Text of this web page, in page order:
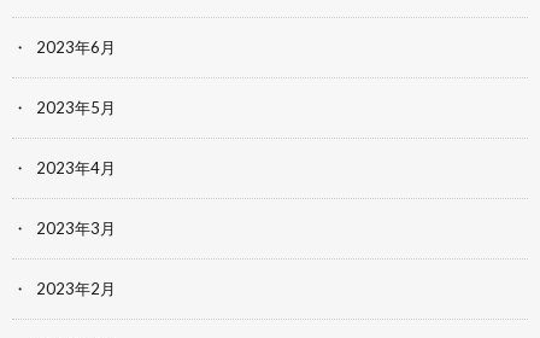
2023年6月
2023年5月
2023年4月
2023年3月
2023年2月